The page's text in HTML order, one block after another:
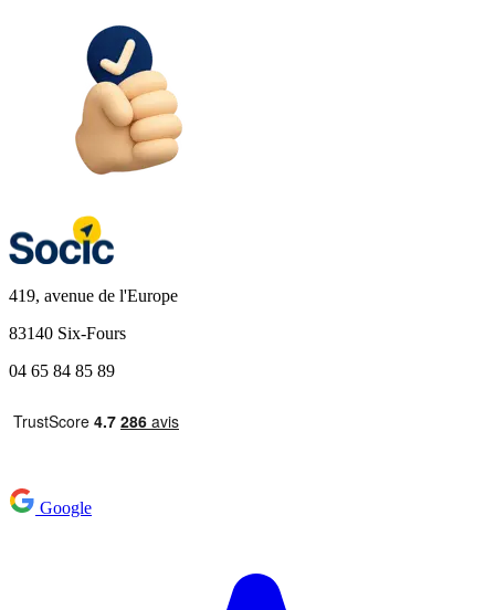
419, avenue de l'Europe
83140 Six-Fours
04 65 84 85 89
Google